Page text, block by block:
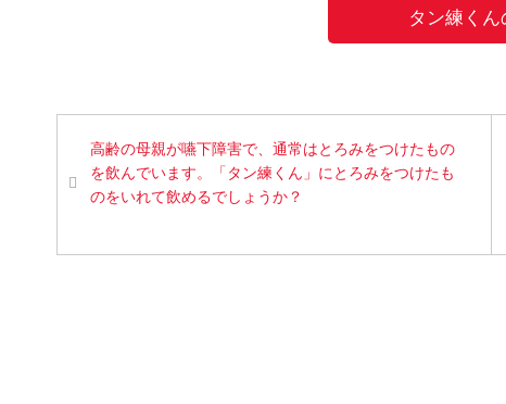
タン練くん
高齢の母親が嚥下障害で、通常はとろみをつけたもの
を飲んでいます。「タン練くん」にとろみをつけたも
のをいれて飲めるでしょうか？